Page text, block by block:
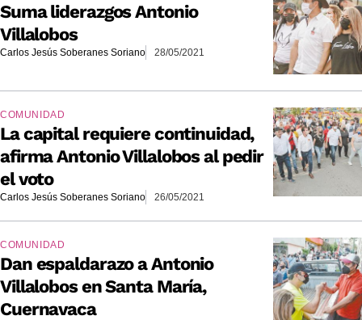
Suma liderazgos Antonio
Villalobos
Carlos Jesús Soberanes Soriano 28/05/2021
COMUNIDAD
La capital requiere continuidad,
afirma Antonio Villalobos al pedir
el voto
Carlos Jesús Soberanes Soriano 26/05/2021
COMUNIDAD
Dan espaldarazo a Antonio
Villalobos en Santa María,
Cuernavaca